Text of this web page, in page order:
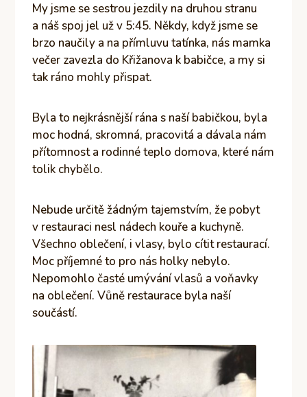
My jsme se sestrou jezdily na druhou stranu
a náš spoj jel už v 5:45. Někdy, když jsme se
brzo naučily a na přímluvu tatínka, nás mamka
večer zavezla do Křižanova k babičce, a my si
tak ráno mohly přispat.
Byla to nejkrásnější rána s naší babičkou, byla
moc hodná, skromná, pracovitá a dávala nám
přítomnost a rodinné teplo domova, které nám
tolik chybělo.
Nebude určitě žádným tajemstvím, že pobyt
v restauraci nesl nádech kouře a kuchyně.
Všechno oblečení, i vlasy, bylo cítit restaurací.
Moc příjemné to pro nás holky nebylo.
Nepomohlo časté umývání vlasů a voňavky
na oblečení. Vůně restaurace byla naší
součástí.